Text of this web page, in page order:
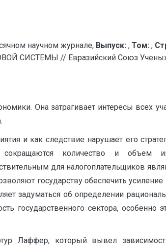
научном журнале, Выпуск: , Том: ,
СИСТЕМЫ // Евразийский Союз Ученых
Она затрагивает интересы всех
и как следствие нарушает его
количество и объем
для налогоплательщиков
государству обеспечить
задуматься об определении
государственного сектора, особенно
Лаффер, который вывел